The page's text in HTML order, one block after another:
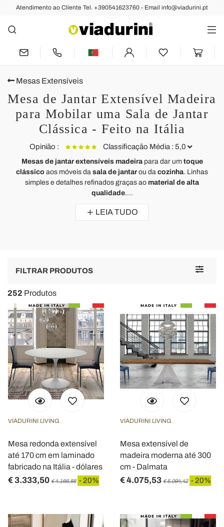
Atendimento ao Cliente Tel. +390541623760 - Email info@viadurini.pt
Mesas Extensíveis
Mesa de Jantar Extensível Madeira
para Mobilar uma Sala de Jantar
Clássica - Feito na Itália
Opinião : Classificação Média : 5,0
Mesa extensível moderna até 260/280 cm em madeira e metal -
Mesas de jantar extensíveis madeirapara dar um toque
clássico aos móveis da sala de jantarou da cozinha. Linhas
simples e detalhes refinados graças ao material de alta
qualidade....
LEIA TUDO
Toggle
FILTRAR PRODUTOS
252 Produtos
VIADURINI LIVING
Mesa redonda extensível
até 170 cm em laminado
fabricado na Itália - dólares
€ 3.333,50 € 4.166,88 - 20%
VIADURINI LIVING
Mesa extensível de
madeira moderna até 300
cm - Dalmata
€ 4.075,53 € 5.094,42 - 20%